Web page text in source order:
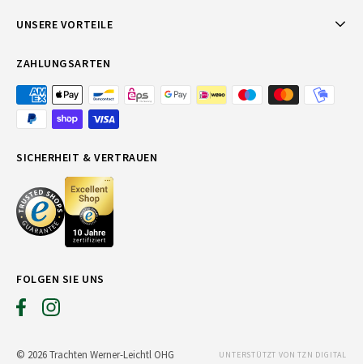
UNSERE VORTEILE
ZAHLUNGSARTEN
FOLGEN SIE UNS
SICHERHEIT & VERTRAUEN
© 2026 Trachten Werner-Leichtl OHG UNTERSTÜTZT VON TZN DIGITAL